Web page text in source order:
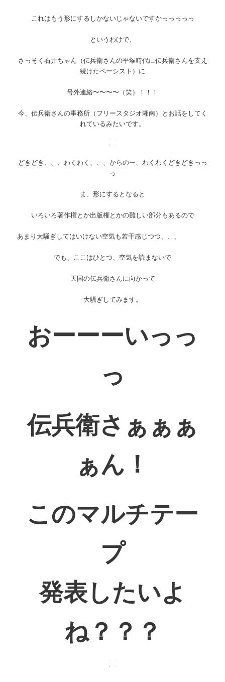
これはもう形にするしかないじゃないですかっっっっっ
というわけで、
さっそく石井ちゃん（伝兵衛さんの平塚時代に伝兵衛さんを支え
続けたベーシスト）に
号外連絡〜〜〜〜（笑）！！！
今、伝兵衛さんの事務所（フリースタジオ湘南）とお話をしてく
れているみたいです。
どきどき、、、わくわく、、、からのー、わくわくどきどきっっ
っ
ま、形にするとなると
いろいろ著作権とか出版権とかの難しい部分もあるので
あまり大騒ぎしてはいけない空気も若干感じつつ、、、
でも、ここはひとつ、空気を読まないで
天国の伝兵衛さんに向かって
大騒ぎしてみます。
おーーーいっっ
っ
伝兵衛さぁぁぁ
ぁん！
このマルチテー
プ
発表したいよ
ね？？？